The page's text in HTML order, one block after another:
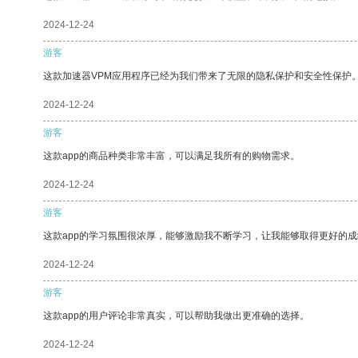
2024-12-24
游客
这款加速器VPM应用程序已经为我们带来了无限的隐私保护和安全性保护
2024-12-24
游客
这款app的商品种类非常丰富，可以满足我所有的购物需求。
2024-12-24
游客
这款app的学习氛围很浓厚，能够激励我不断学习，让我能够取得更好的
2024-12-24
游客
这款app的用户评论非常真实，可以帮助我做出更准确的选择。
2024-12-24